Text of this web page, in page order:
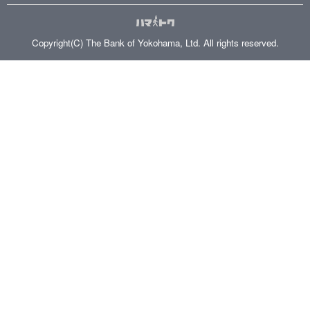
Copyright(C) The Bank of Yokohama, Ltd. All rights reserved.